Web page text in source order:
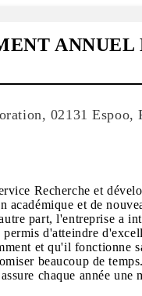
02131 Espoo,
Recherche et
académique et de
part, l'entreprise a
d'atteindre
et qu'il fonctionne
beaucoup de
chaque année une